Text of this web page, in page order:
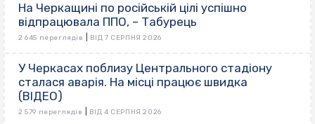
На Черкащині по російській цілі успішно
відпрацювала ППО, – Табурець
2 645 переглядів ВІД 7 СЕРПНЯ 2026
У Черкасах поблизу Центрального стадіону
сталася аварія. На місці працює швидка
(ВІДЕО)
2 579 переглядів ВІД 4 СЕРПНЯ 2026